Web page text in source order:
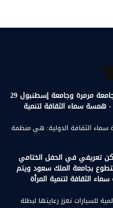
زيارة علمية إلى جامعة مرمرة وجامعة إسطنبول 29
همسة سماء الثقافة لتنمية
الثقافة الدولية: هي منظمة
تعريفي في الحفل الختامي
بجامعة الملك سعود ويتم
الثقافة لتنمية المرأة
للسيارات تعزز رعايتها لبطلة